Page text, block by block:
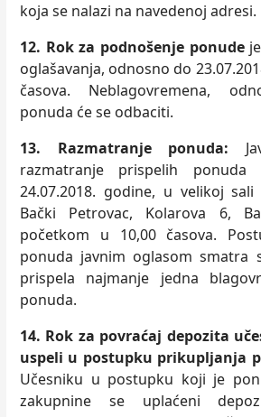
koja se nalazi na navedenoj adresi.
12. Rok za podnošenje ponudeje
oglašavanja, odnosno do
časova. Neblagovremena,
ponuda će se odbaciti.
13. Razmatranje ponuda:
razmatranje prispelih
24.07.2018. godine, u velikoj
Bački Petrovac, Kolarova 6,
početkom u 10,00 časova.
ponuda javnim oglasom smatra
prispela najmanje jedna
ponuda.
14. Rok za povraćaj depozita
uspeli u postupku prikuplјanja
Učesniku u postupku koji je
zakupnine se uplaćeni